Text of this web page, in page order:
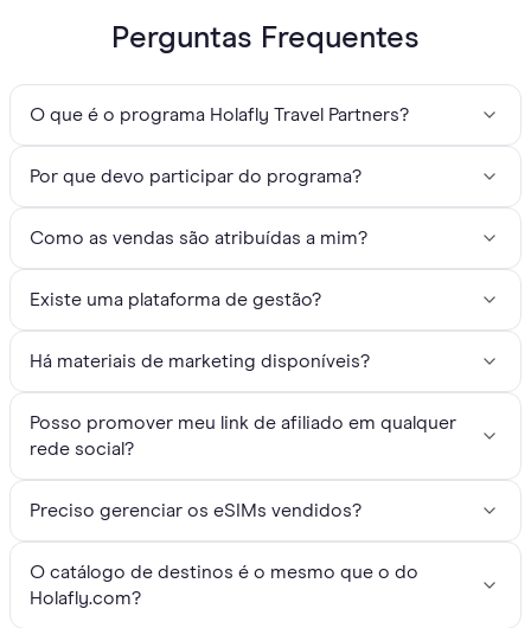
Perguntas Frequentes
O que é o programa Holafly Travel Partners?
Por que devo participar do programa?
Como as vendas são atribuídas a mim?
Existe uma plataforma de gestão?
Há materiais de marketing disponíveis?
Posso promover meu link de afiliado em qualquer
rede social?
Preciso gerenciar os eSIMs vendidos?
O catálogo de destinos é o mesmo que o do
Holafly.com?